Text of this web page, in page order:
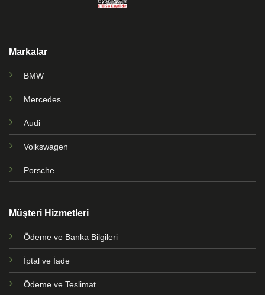
Markalar
BMW
Mercedes
Audi
Volkswagen
Porsche
Müşteri Hizmetleri
Ödeme ve Banka Bilgileri
İptal ve İade
Ödeme ve Teslimat